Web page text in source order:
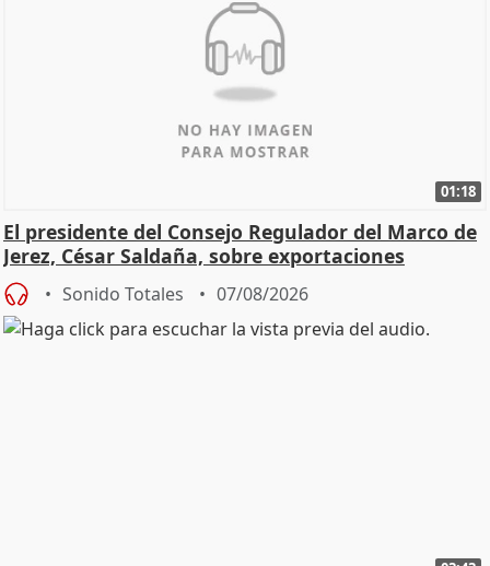
01:18
El presidente del Consejo Regulador del Marco de
Jerez, César Saldaña, sobre exportaciones
Sonido Totales 07/08/2026